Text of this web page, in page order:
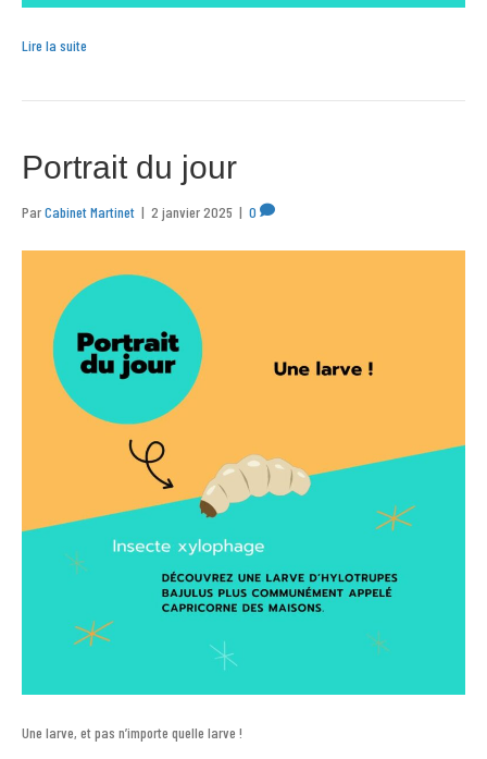
Lire la suite
Portrait du jour
ParCabinet Martinet | 2 janvier 2025 | 0
Une larve, et pas n’importe quelle larve !